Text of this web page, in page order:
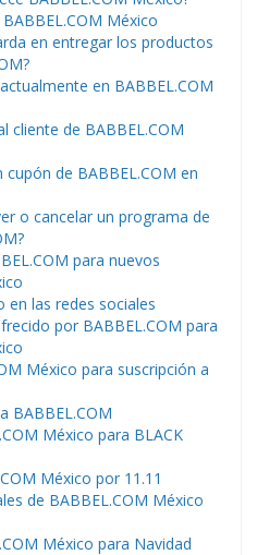
México
en entregar los productos
en BABBEL.COM
cliente de BABBEL.COM
de BABBEL.COM en
o cancelar un programa de
para nuevos
en las redes sociales
por BABBEL.COM para
México para suscripción a
BABBEL.COM
México para BLACK
México por 11.11
de BABBEL.COM México
México para Navidad